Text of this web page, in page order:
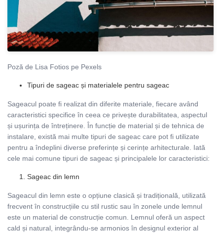
Poză de Lisa Fotios pe Pexels
Tipuri de sageac și materialele pentru sageac
Sageacul poate fi realizat din diferite materiale, fiecare având
caracteristici specifice în ceea ce privește durabilitatea, aspectul
și ușurința de întreținere. În funcție de material și de tehnica de
instalare, există mai multe tipuri de sageac care pot fi utilizate
pentru a îndeplini diverse preferințe și cerințe arhitecturale. Iată
cele mai comune tipuri de sageac și principalele lor caracteristici:
Sageac din lemn
Sageacul din lemn este o opțiune clasică și tradițională, utilizată
frecvent în construcțiile cu stil rustic sau în zonele unde lemnul
este un material de construcție comun. Lemnul oferă un aspect
cald și natural, integrându-se armonios în designul exterior al